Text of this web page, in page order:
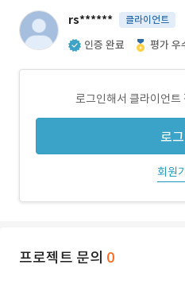
rs****** 클라이언트
인증 완료 평가 우
로그인해서 클라이언트
로
회원
프로젝트 문의 0